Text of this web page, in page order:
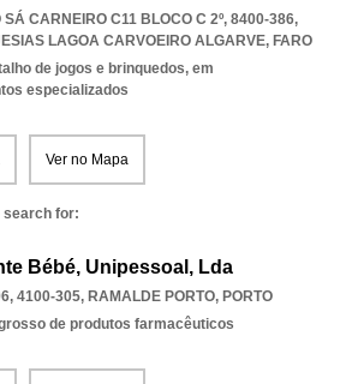
SÁ CARNEIRO C11 BLOCO C 2º, 8400-386,
LAGOA CARVOEIRO ALGARVE, FARO
de jogos e brinquedos, em
especializados
Ver no Mapa
search for:
Bébé, Unipessoal, Lda
4100-305, RAMALDE PORTO, PORTO
de produtos farmacêuticos